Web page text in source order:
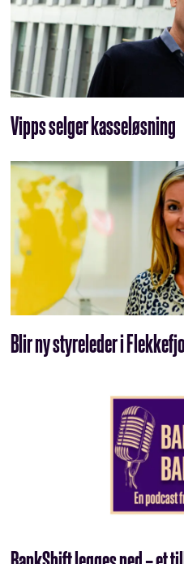
Vipps selger kasseløsning
Blir ny styreleder i